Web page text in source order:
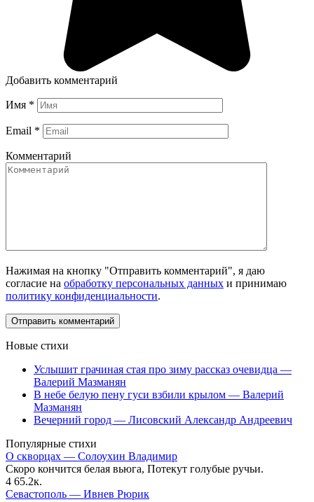
Добавить комментарий
Имя *
Email *
Комментарий
Нажимая на кнопку "Отправить комментарий", я даю
согласие на обработку персональных данных и принимаю
политику конфиденциальности.
Новые стихи
Услышит грачиная стая про зиму рассказ очевидца —
Валерий Мазманян
В небе белую пену гуси взбили крылом — Валерий
Мазманян
Вечерний город — Лисовский Александр Андреевич
Популярные стихи
О скворцах — Солоухин Владимир
Скоро кончится белая вьюга, Потекут голубые ручьи.
4 65.2к.
Севастополь — Ивнев Рюрик